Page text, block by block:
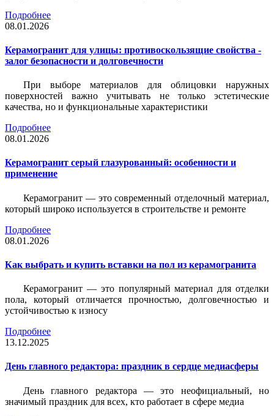
Подробнее
08.01.2026
Керамогранит для улицы: противоскользящие свойства -
залог безопасности и долговечности
При выборе материалов для облицовки наружных
поверхностей важно учитывать не только эстетические
качества, но и функциональные характеристики
Подробнее
08.01.2026
Керамогранит серый глазурованный: особенности и
применение
Керамогранит — это современный отделочный материал,
который широко используется в строительстве и ремонте
Подробнее
08.01.2026
Как выбрать и купить вставки на пол из керамогранита
Керамогранит — это популярный материал для отделки
пола, который отличается прочностью, долговечностью и
устойчивостью к износу
Подробнее
13.12.2025
День главного редактора: праздник в сердце медиасферы
День главного редактора — это неофициальный, но
значимый праздник для всех, кто работает в сфере медиа